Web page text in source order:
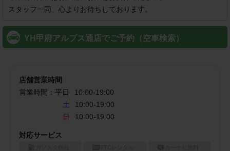
スタッフ一同、心よりお待ちしております。
YH甲府アルプス通店でご予約（空車検索）
店舗営業時間
営業時間： 平日 10:00-19:00
土
10:00-19:00
日
10:00-19:00
対応サービス